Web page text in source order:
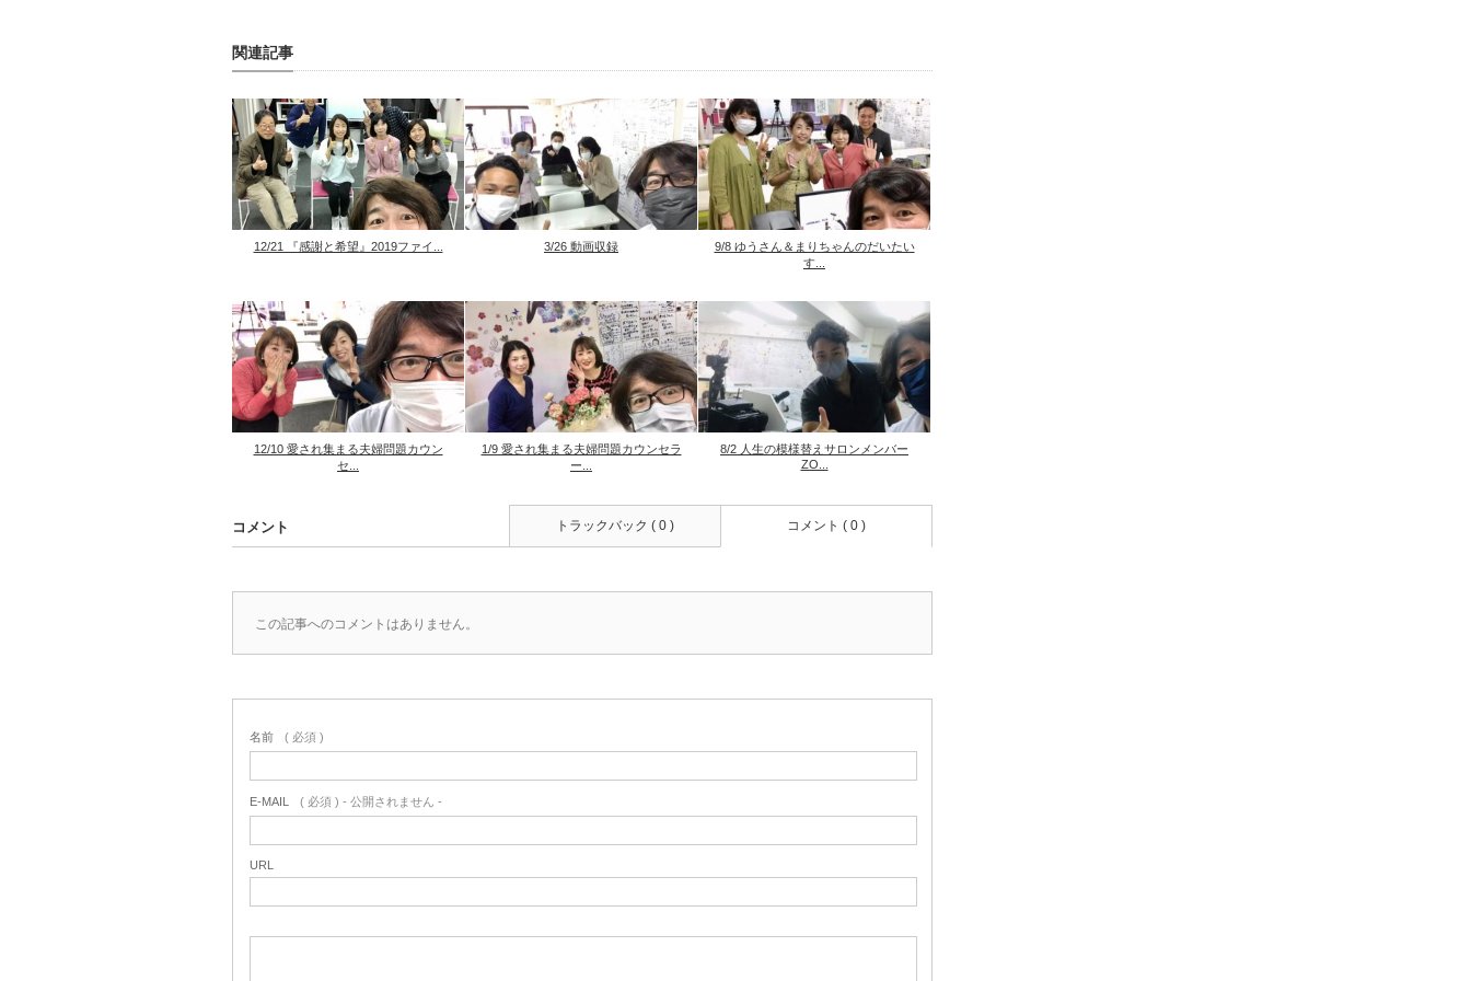
関連記事
12/21 『感謝と希望』2019ファイ... 3/26 動画収録
9/8 ゆうさん＆まりちゃんのだいたい
す...
12/10 愛され集まる夫婦問題カウン
セ...
1/9 愛され集まる夫婦問題カウンセラ
ー...
8/2 人生の模様替えサロンメンバー
ZO...
コメント コメント ( 0 )
トラックバック ( 0 )
この記事へのコメントはありません。
名前 ( 必須 )
E-MAIL ( 必須 ) - 公開されません -
URL